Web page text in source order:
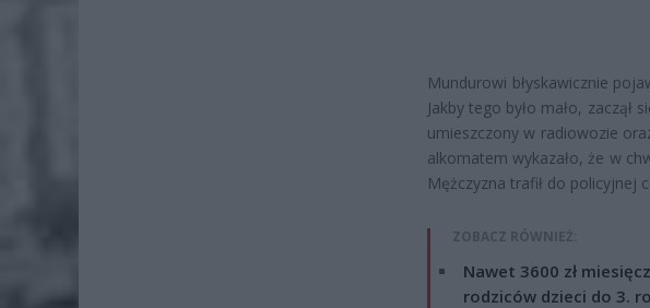
Mundurowi błyskawicznie
Jakby tego było mało, zaczął
umieszczony w radiowozie
alkomatem wykazało, że w
Mężczyzna trafił do policyjnej
ZOBACZ RÓWNIEŻ:
Nawet 3600 zł
rodziców dzieci do 3.